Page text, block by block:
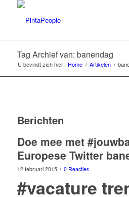
Tag Archief van: banendag
U bevindt zich hier: Home / Artikelen /
Berichten
Doe mee met
Europese Twitter
12 februari 2015 / 0 Reacties
#vacature